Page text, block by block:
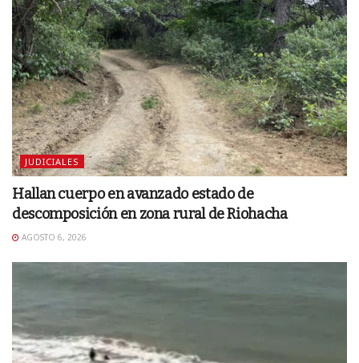
JUDICIALES
Hallan cuerpo en avanzado estado de
descomposición en zona rural de Riohacha
AGOSTO 6, 2026